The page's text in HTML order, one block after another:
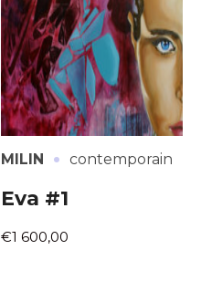
MILIN · contemporain
Eva #1
€1 600,00